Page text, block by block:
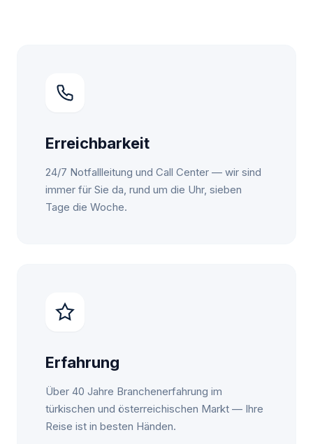
Erreichbarkeit
24/7 Notfallleitung und Call Center — wir sind
immer für Sie da, rund um die Uhr, sieben
Tage die Woche.
Erfahrung
Über 40 Jahre Branchenerfahrung im
türkischen und österreichischen Markt — Ihre
Reise ist in besten Händen.